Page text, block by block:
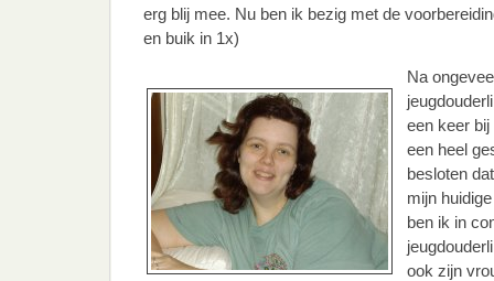
erg blij mee. Nu ben ik bezig met de
en buik in 1x)
Na
een keer
een heel
besloten
mijn
ben ik in
ook zijn